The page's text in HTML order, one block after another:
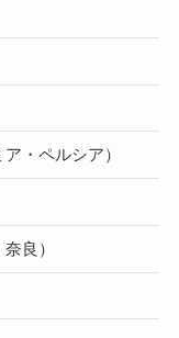
・ペルシア）
良）